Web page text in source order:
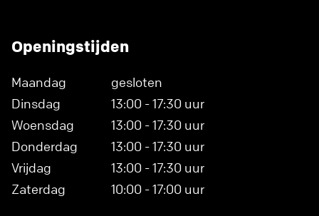
Openingstijden
Maandag
gesloten
Dinsdag
13:00 - 17:30 uur
Woensdag
13:00 - 17:30 uur
Donderdag
13:00 - 17:30 uur
Vrijdag
13:00 - 17:30 uur
Zaterdag
10:00 - 17:00 uur